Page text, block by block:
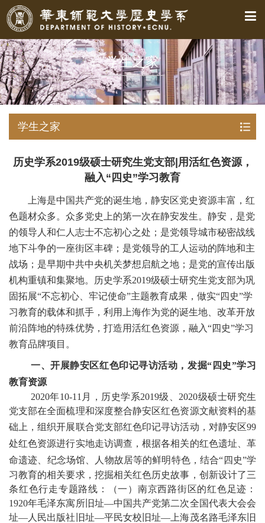
学生之家
学生之家
历史学系2019级硕士研究生党支部|用活红色资源，
融入“四史”学习教育
上海是中国共产党的诞生地，静安区党史资源丰富，红
色题材众多。众多党史上的第一次在静安发生。静安，是党
的领导人和仁人志士不忘初心之处；是党领导城市秘密战线
地下斗争的一座街区丰碑；是党领导的工人运动的阵地和主
战场；是早期中共中央机关梦想启航之地；是党的宣传出版
机构重镇和集聚地。历史学系2019级硕士研究生党支部为巩
固拓展“不忘初心、牢记使命”主题教育成果，做实“四史”学
习教育的载体和抓手，利用上海作为党的诞生地、改革开放
前沿阵地的特殊优势，打造用活红色资源，融入“四史”学习
教育品牌项目。
一、开展静安区红色印记寻访活动，发掘“四史”学习
教育资源
2020年10-11月，历史学系2019级、2020级硕士研究生
党支部在全面梳理和深度整合静安区红色资源文献资料的基
础上，组织开展联合党支部红色印记寻访活动， 对静安区99
处红色资源进行实地走访调查，根据各相关的红色遗址、革
命遗迹、纪念场馆、人物故居等的鲜明特色，结合“ 四史”学
习教育的相关要求， 挖掘相关红色历史故事， 创新设计了三
条红色行走专题路线 ：（一）南京西路街区的红色足迹 ：
1920年毛泽东寓所旧址—中国共产党第二次全国代表大会会
址—人民出版社旧址—平民女校旧址—上海茂名路毛泽东旧